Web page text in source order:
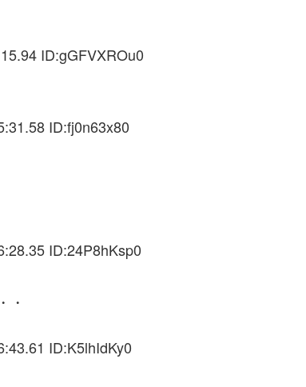
ID:gGFVXROu0
ID:fj0n63x80
ID:24P8hKsp0
・
ID:K5lhIdKy0